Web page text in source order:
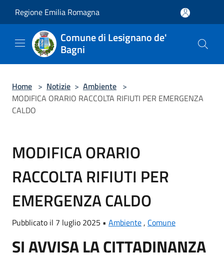
Regione Emilia Romagna
Comune di Lesignano de'
Bagni
Home > Notizie > Ambiente >
MODIFICA ORARIO RACCOLTA RIFIUTI PER EMERGENZA
CALDO
MODIFICA ORARIO
RACCOLTA RIFIUTI PER
EMERGENZA CALDO
Pubblicato il 7 luglio 2025 • Ambiente , Comune
SI AVVISA LA CITTADINANZA